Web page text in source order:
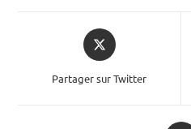
Partager sur Twitter